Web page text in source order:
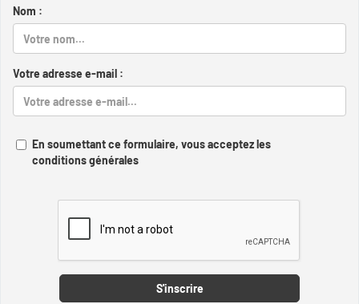
Nom :
Votre adresse e-mail :
En soumettant ce formulaire, vous acceptez les
conditions générales
S'inscrire